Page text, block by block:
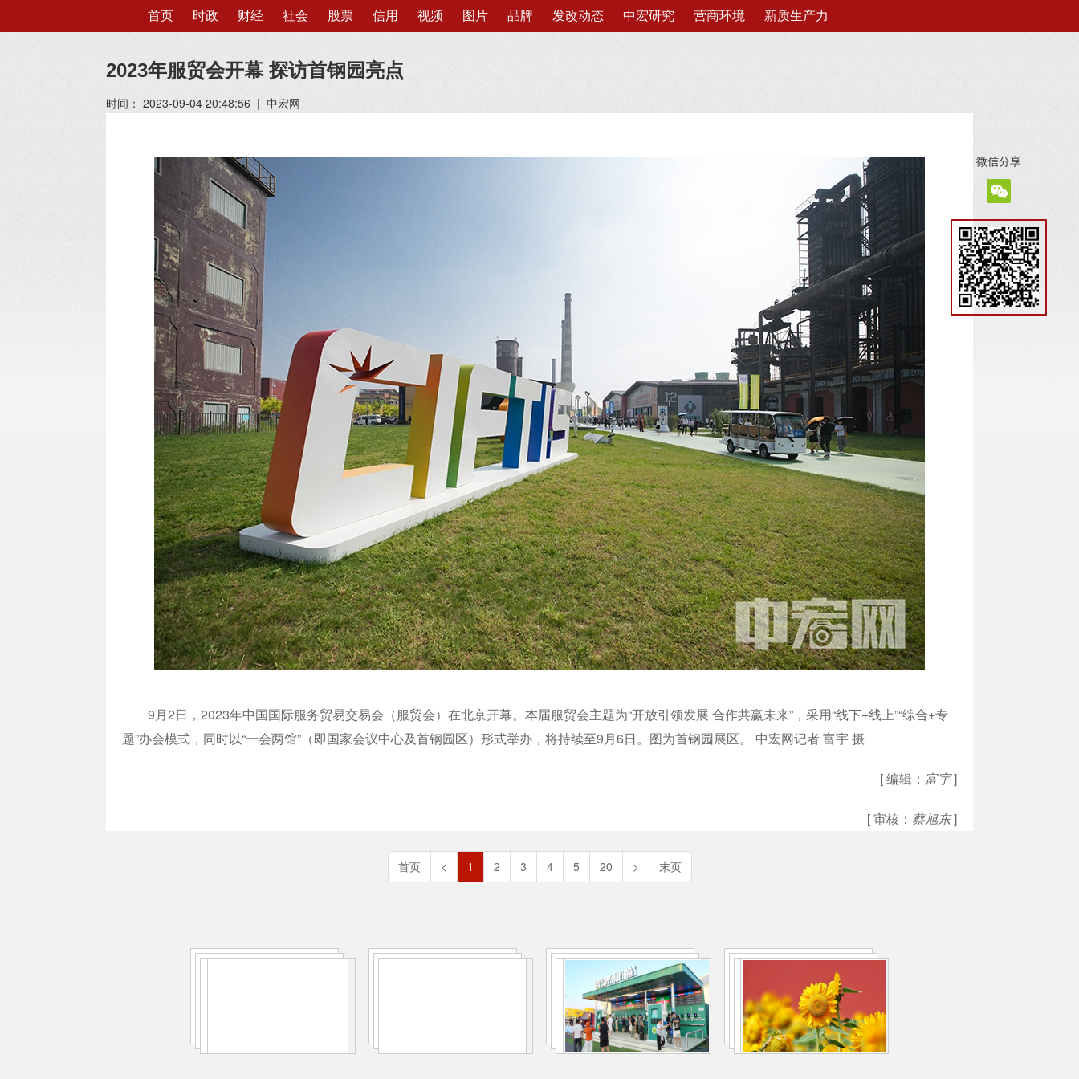
微信分享
首页 时政 财经 社会 股票 信用 视频 图片 品牌 发改动态 中宏研究 营商环境 新质生产力
2023年服贸会开幕 探访首钢园亮点
时间： 2023-09-04 20:48:56 | 中宏网
9月2日，2023年中国国际服务贸易交易会（服贸会）在北京开幕。本届服贸会主题为“开放引领发展 合作共赢未来”，采用“线下+线上”“综合+专
题”办会模式，同时以“一会两馆”（即国家会议中心及首钢园区）形式举办，将持续至9月6日。图为首钢园展区。 中宏网记者 富宇 摄
[ 编辑： 富宇]
[ 审核： 蔡旭东]
首页 < 1 2 3 4 5 20 > 末页